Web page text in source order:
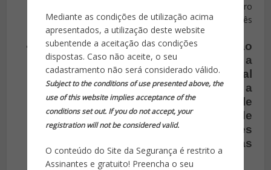
Mediante as condições de utilização acima
apresentados, a utilização deste website
subentende a aceitação das condições
dispostas. Caso não aceite, o seu
cadastramento não será considerado válido.
Subject to the conditions of use presented above, the
use of this website implies acceptance of the
conditions set out. If you do not accept, your
registration will not be considered valid.
O conteúdo do Site da Segurança é restrito a
Assinantes e gratuito! Preencha o seu
Sapopemba, na zona leste de São Paulo, em outubro
de 2023, por um jovem de 16 anos. Outras três
pessoas ficaram feridas.
A PJ disse ter iniciado a investigação
com urgência, reconhecendo a
gravidade das suspeitas e o potencial
risco representado pelo jovem. Com a
manutenção da prisão preventiva, ele
pode enfrentar acusações de
homicídio e outros 11 crimes
relacionados às suas
atividadesonline.